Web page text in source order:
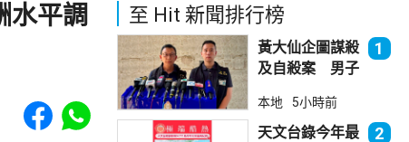
水平調
Share to Facebook
Share to WhatsApp
至 Hit 新聞排行榜
黃大仙企圖謀殺
及自殺案 男子
墮樓亡
1
本地 5小時前
天文台錄今年最 2